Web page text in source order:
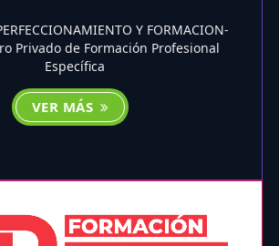
Y FORMACION-
Privado de Formación Profesional
Específica
VER MÁS